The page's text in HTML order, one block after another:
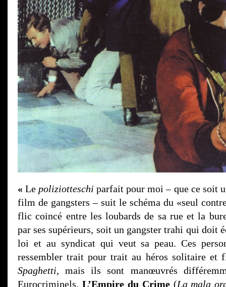
« Le poliziotteschi parfait pour moi – que ce soit
film de gangsters – suit le schéma du «seul
flic coincé entre les loubards de sa rue et la
par ses supérieurs, soit un gangster trahi qui doit
loi et au syndicat qui veut sa peau. Ces
ressembler trait pour trait au héros solitaire et
Spaghetti, mais ils sont manœuvrés
Eurocriminels. L’Empire du Crime(La mala